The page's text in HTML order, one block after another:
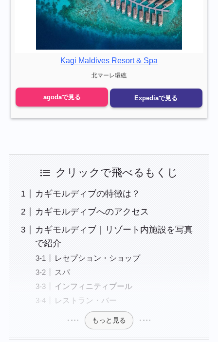
Kagi Maldives Resort & Spa
北マーレ環礁
agodaで見る Expediaで見る
クリックで飛べるもくじ
カギモルディブの特徴は？
カギモルディブへのアクセス
カギモルディブ｜リゾート内施設を写真
で紹介
レセプション・ショップ
スパ
インフィニティプール
レストラン・バー
もっと見る